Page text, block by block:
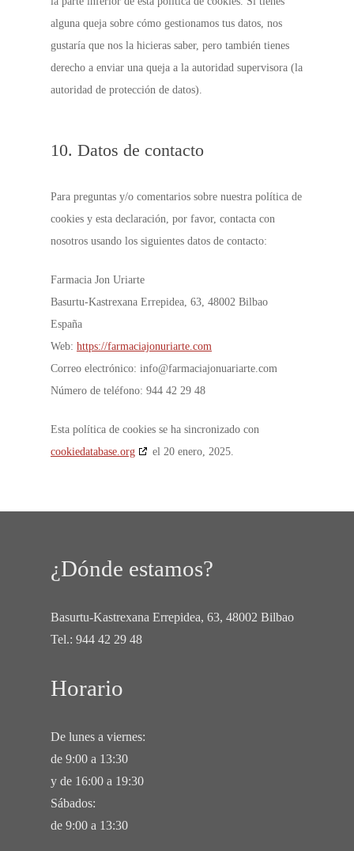
alguna queja sobre cómo gestionamos tus datos, nos
gustaría que nos la hicieras saber, pero también tienes
derecho a enviar una queja a la autoridad supervisora (la
autoridad de protección de datos).
10. Datos de contacto
Para preguntas y/o comentarios sobre nuestra política de
cookies y esta declaración, por favor, contacta con
nosotros usando los siguientes datos de contacto:
Farmacia Jon Uriarte
Basurtu-Kastrexana Errepidea, 63, 48002 Bilbao
España
Web: https://farmaciajonuriarte.com
Correo electrónico: info@farmaciajonuariarte.com
Número de teléfono: 944 42 29 48
Esta política de cookies se ha sincronizado con
cookiedatabase.org
el 20 enero, 2025.
¿Dónde estamos?
Basurtu-Kastrexana Errepidea, 63, 48002 Bilbao
Tel.: 944 42 29 48
Horario
De lunes a viernes:
de 9:00 a 13:30
y de 16:00 a 19:30
Sábados:
de 9:00 a 13:30